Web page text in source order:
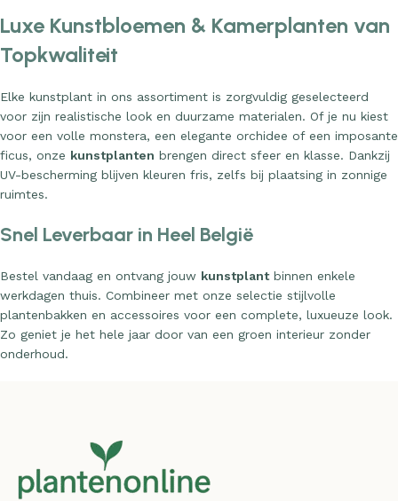
Luxe Kunstbloemen & Kamerplanten van
Topkwaliteit
Elke kunstplant in ons assortiment is zorgvuldig geselecteerd
voor zijn realistische look en duurzame materialen. Of je nu kiest
voor een volle monstera, een elegante orchidee of een imposante
ficus, onze kunstplanten brengen direct sfeer en klasse. Dankzij
UV-bescherming blijven kleuren fris, zelfs bij plaatsing in zonnige
ruimtes.
Snel Leverbaar in Heel België
Bestel vandaag en ontvang jouw kunstplantbinnen enkele
werkdagen thuis. Combineer met onze selectie stijlvolle
plantenbakken en accessoires voor een complete, luxueuze look.
Zo geniet je het hele jaar door van een groen interieur zonder
onderhoud.